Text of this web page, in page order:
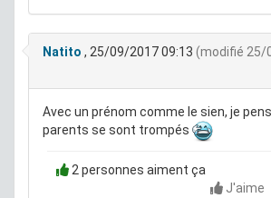
Natito , 25/09/2017 09:13 (modifié 25/
Avec un prénom comme le sien, je
parents se sont trompés
2 personnes aiment ça
J'aime